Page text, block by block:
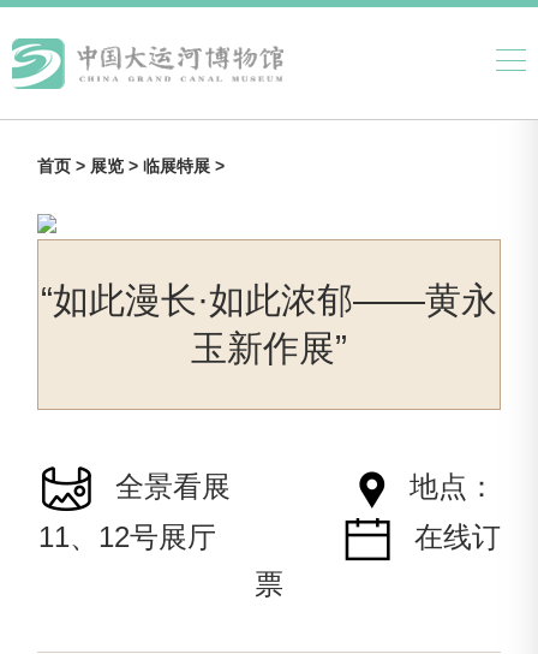
首页 > 展览 >临展特展 >
“如此漫长·如此浓郁——黄永
玉新作展”
全景看展
地点：
11、12号展厅
在线订
票